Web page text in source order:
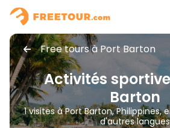
Free tours à Port Barton
Activités
Barton
1 visites à Port Barton, Philippines,
d'autres langues